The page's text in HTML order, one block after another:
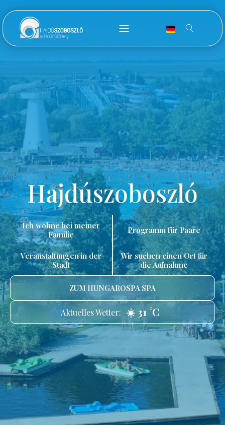
Hajdúszoboszló
Ich wohne bei meiner
Familie
Programm für Paare
Veranstaltungen in der
Stadt
Wir suchen einen Ort für
die Aufnahme
ZUM HUNGAROSPA SPA
Aktuelles Wetter: ☀️ 31 °C